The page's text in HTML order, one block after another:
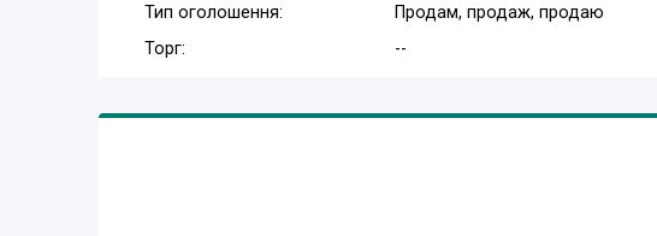
Металеві стелажі:
фарбовані
Тип оголошення:
Продам, продаж, продаю
Торг:
--